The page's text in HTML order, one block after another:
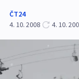
ČT24
4. 10. 2008
4. 10.